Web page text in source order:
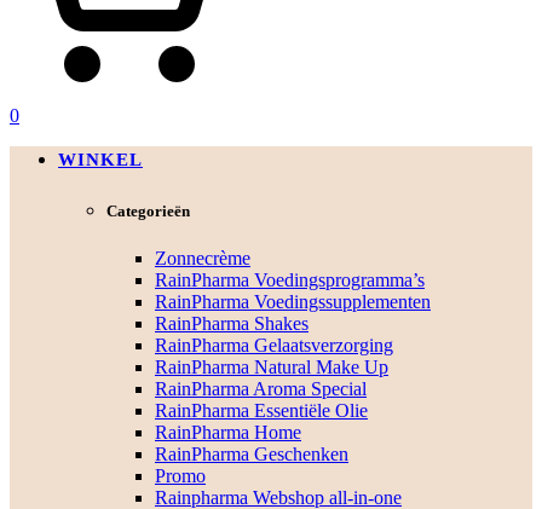
0
WINKEL
Categorieën
Zonnecrème
RainPharma Voedingsprogramma’s
RainPharma Voedingssupplementen
RainPharma Shakes
RainPharma Gelaatsverzorging
RainPharma Natural Make Up
RainPharma Aroma Special
RainPharma Essentiële Olie
RainPharma Home
RainPharma Geschenken
Promo
Rainpharma Webshop all-in-one